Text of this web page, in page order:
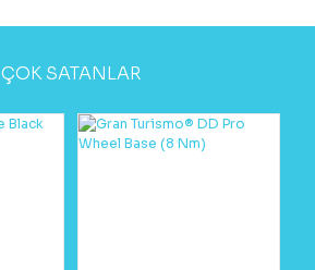
ÇOK SATANLAR